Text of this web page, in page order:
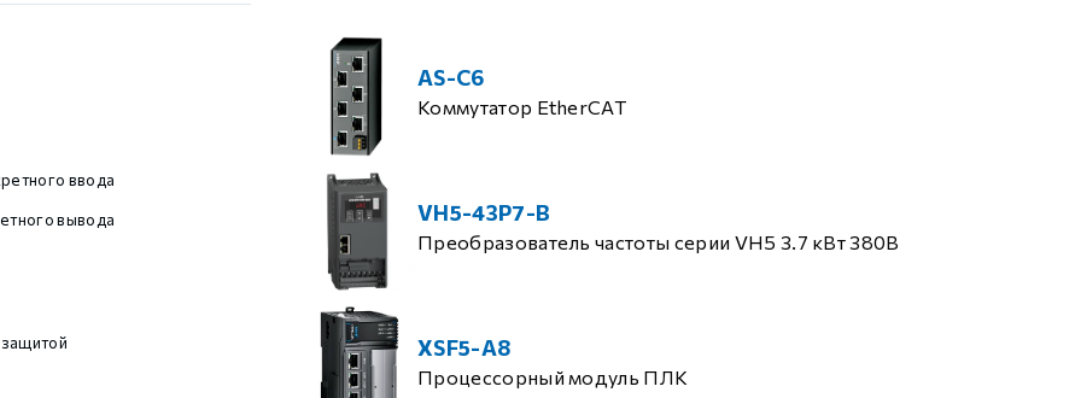
ввода
вывода
AS-C6
Коммутатор EtherCAT
VH5-43P7-B
Преобразователь частоты серии VH5 3.7 кВт 380В
XSF5-A8
Процессорный модуль ПЛК